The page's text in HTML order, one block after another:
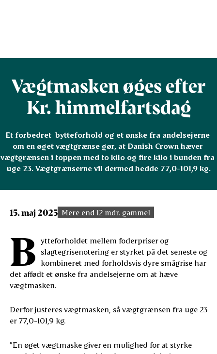
Vægtmasken øges efter
Kr. himmelfartsdag
Et forbedret  bytteforhold og et ønske fra andelsejerne
om en øget vægtgrænse gør, at Danish Crown hæver
vægtgrænsen i toppen med to kilo og fire kilo i bunden fra
uge 23. Vægtgrænserne vil dermed hedde 77,0-101,9 kg.
15. maj 2025 Mere end 12 mdr. gammel
B ytteforholdet mellem foderpriser og
slagtegrisenotering er styrket på det seneste og
kombineret med forholdsvis dyre smågrise har
det affødt et ønske fra andelsejerne om at hæve
vægtmasken.
Derfor justeres vægtmasken, så vægtgrænsen fra uge 23
er 77,0-101,9 kg.
”En øget vægtmaske giver en mulighed for at styrke